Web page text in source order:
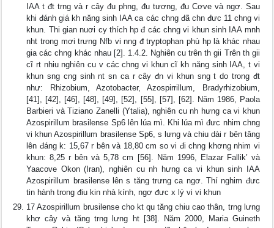
IAA t đt trng và r cây đu phng, đu tương, đu Cơve và ngơ. Sau
khi đánh giá kh năng sinh IAA ca các chng đã chn đưc 11 chng vi
khun. Thi gian nuơi cy thích hp đ các chng vi khun sinh IAA mnh
nht trong mơi trưng Nfb vi nng đ tryptophan phù hp là khác nhau
gia các chng khác nhau [2]. 1.4.2. Nghiên cu trên th gii Trên th gii
cĩ rt nhiu nghiên cu v các chng vi khun cĩ kh năng sinh IAA, t vi
khun sng cng sinh nt sn ca r cây đn vi khun sng t do trong đt
như: Rhizobium, Azotobacter, Azospirrillum, Bradyrhizobium,
[41], [42], [46], [48], [49], [52], [55], [57], [62]. Năm 1986, Paola
Barbieri và Tiziano Zanelli (Ytalia), nghiên cu nh hưng ca vi khun
Azospirillum brasilense Sp6 lên lúa mì. Khi lúa mì đưc nhim chng
vi khun Azospirillum brasilense Sp6, s lưng và chiu dài r bên tăng
lên đáng k: 15,67 r bên và 18,80 cm so vi đi chng khơng nhim vi
khun: 8,25 r bên và 5,78 cm [56]. Năm 1996, Elazar Fallik’ và
Yaacove Okon (Iran), nghiên cu nh hưng ca vi khun sinh IAA
Azospirillum brasilense lên s tăng trưng ca ngơ. Thí nghim đưc
tin hành trong điu kin nhà kính, ngơ đưc x lý vi vi khun
17 Azospirillum brusilense cho kt qu tăng chiu cao thân, trng lưng
khơ cây và tăng trng lưng ht [38]. Năm 2000, Maria Guineth